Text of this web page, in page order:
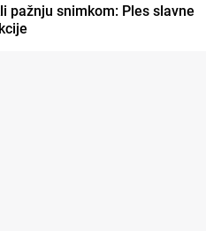
pažnju snimkom: Ples slavne